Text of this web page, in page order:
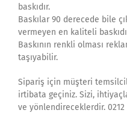
baskıdır.
Baskılar 90 derecede bile
vermeyen en kaliteli
Baskının renkli olması
taşıyabilir.
Sipariş için müşteri
irtibata geçiniz. Sizi,
ve yönlendireceklerdir.